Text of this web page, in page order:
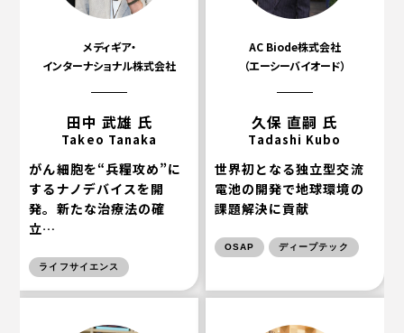
メディギア・
インターナショナル株式会社
田中 武雄 氏
Takeo Tanaka
がん細胞を“兵糧攻め”に
するナノデバイスを開
発。新たな治療法の確
立…
ライフサイエンス
AC Biode株式会社
（エーシーバイオード）
久保 直嗣 氏
Tadashi Kubo
世界初となる独立型交流
電池の開発で地球環境の
課題解決に貢献
OSAP ディープテック